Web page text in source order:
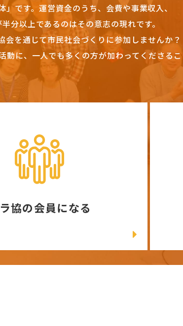
です。 運営資金のうち、会費や事業収入、
分以上であるのはその意志の現れです。
会を通じて市民社会づくりに参加しませんか？
に、一人でも多くの方が加わってくださるこ
協の会員になる